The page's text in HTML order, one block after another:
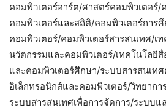
คอมพิวเตอร์อาร์ต/ศาสตร์คอมพิวเตอร์/
คอมพิวเตอร์และสถิติ/คอมพิวเตอร์การ
คอมพิวเตอร์/คอมพิวเตอร์สารสนเทศ/เ
นวัตกรรมและคอมพิวเตอร์/เทคโนโลยี
และคอมพิวเตอร์ศึกษา/ระบบสารสนเท
อิเล็กทรอนิกส์และคอมพิวเตอร์/วิทยาก
ระบบสารสนเทศเพื่อการจัดการ/ระบบแ